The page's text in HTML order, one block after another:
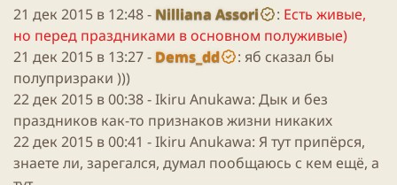
21 дек 2015 в 12:48 - Nilliana Assori : Есть живые,
но перед праздниками в основном полуживые)
21 дек 2015 в 13:27 - Dems_dd
: яб сказал бы
полупризраки )))
22 дек 2015 в 00:38 -Ikiru Anukawa: Дык и без
праздников как-то признаков жизни никаких
22 дек 2015 в 00:41 -Ikiru Anukawa: Я тут припёрся,
знаете ли, зарегался, думал пообщаюсь с кем ещё, а